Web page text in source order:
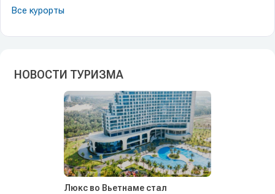
Все курорты
НОВОСТИ ТУРИЗМА
Люкс во Вьетнаме стал